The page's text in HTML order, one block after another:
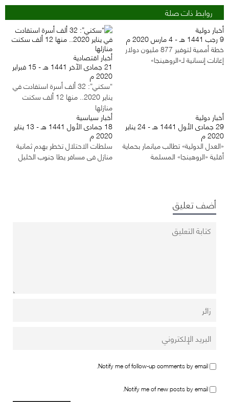
روابط ذات صلة
أخبار دولية
9 رجب 1441 هـ - 4 مارس 2020 م
خطة أممية لتوفير 877 مليون دولار
إعانات إنسانية لـ«الروهينجا»
أخبار اقتصادية
21 جمادى الآخر 1441 هـ - 15 فبراير
2020 م
“سكني”: 32 ألف أسرة استفادت في
يناير 2020.. منها 12 ألف سكنت
منازلها
أخبار دولية
29 جمادى الأول 1441 هـ - 24 يناير
2020 م
«العدل الدولية» تطالب ميانمار بحماية
أقلية «الروهينجا» المسلمة
أخبار سياسية
18 جمادى الأول 1441 هـ - 13 يناير
2020 م
سلطات الاحتلال تخطر بهدم ثمانية
منازل في مسافر يطا جنوب الخليل
أضف تعليق
Notify me of follow-up comments by email.
Notify me of new posts by email.